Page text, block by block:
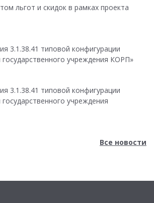
льгот и скидок в рамках проекта
3.1.38.41 типовой конфигурации
государственного учреждения КОРП»
3.1.38.41 типовой конфигурации
учреждения
Все новости